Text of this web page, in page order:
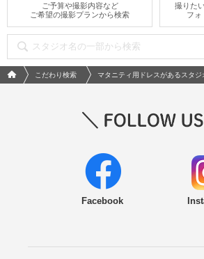
ご予算や撮影内容など
ご希望の撮影プランから検索
撮りた
フォ
フォトウエディング/結婚写真のPhotorait ホーム
こだわり検索 マタニティ用ドレスがあるスタジ
Facebook